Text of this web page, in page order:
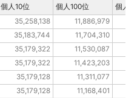
35,258,138 11,886,979
35,183,744 11,704,310
35,179,322 11,530,087
35,179,322 11,423,203
35,179,128 11,311,077
35,179,128 11,168,401
個人10位 個人100位
個人